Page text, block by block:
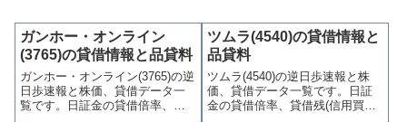
ガンホー・オンライン
(3765)の貸借情報と品貸料
ガンホー・オンライン(3765)の逆
日歩速報と株価、貸借データ一
覧です。日証金の貸借倍率、貸
ツムラ(4540)の貸借情報と
品貸料
ツムラ(4540)の逆日歩速報と株
価、貸借データ一覧です。日証
金の貸借倍率、貸借残(信用買